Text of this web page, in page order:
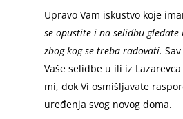
Upravo Vam iskustvo koje
se opustite i na selidbu gledate
zbog kog se treba radovati.
Vaše selidbe u ili iz
mi, dok Vi osmišljavate
uređenja svog novog doma.